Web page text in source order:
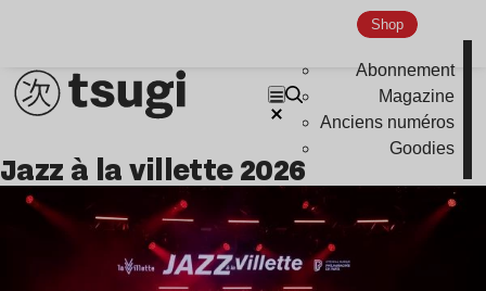
Shop
Abonnement
Magazine
Anciens numéros
Goodies
jazz à la villette 2026